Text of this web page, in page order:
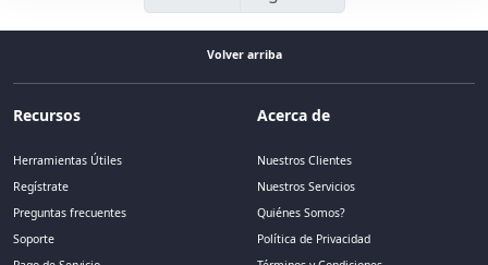
Volver arriba
Recursos
Herramientas Útiles
Regístrate
Preguntas frecuentes
Soporte
Acerca de
Nuestros Clientes
Nuestros Servicios
Quiénes Somos?
Política de Privacidad